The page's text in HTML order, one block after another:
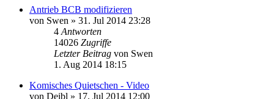
Antrieb BCB modifizieren
von Swen » 31. Jul 2014 23:28
4 Antworten
14026 Zugriffe
Letzter Beitrag von Swen
1. Aug 2014 18:15
Komisches Quietschen - Video
von Deibl » 17. Jul 2014 12:00